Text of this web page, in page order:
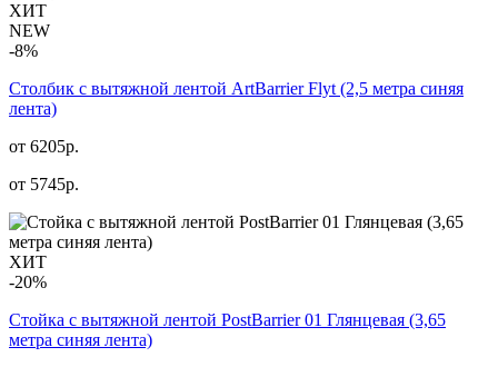
ХИТ
NEW
-8%
Столбик с вытяжной лентой ArtBarrier Flyt (2,5 метра синяя
лента)
от 6205р.
от 5745р.
ХИТ
-20%
Стойка с вытяжной лентой PostBarrier 01 Глянцевая (3,65
метра синяя лента)